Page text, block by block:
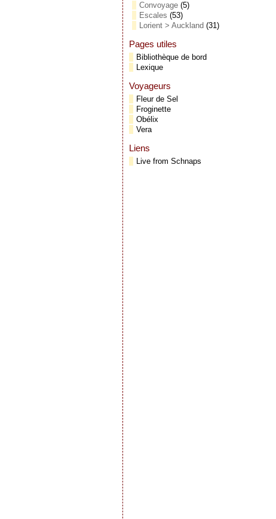
Convoyage (5)
Escales (53)
Lorient > Auckland (31)
Pages utiles
Bibliothèque de bord
Lexique
Voyageurs
Fleur de Sel
Froginette
Obélix
Vera
Liens
Live from Schnaps